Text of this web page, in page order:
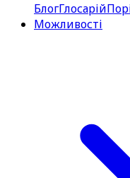
БлогГлосарій
Можливості